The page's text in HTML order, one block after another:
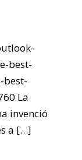
best-
best-
La
invenció
a […]